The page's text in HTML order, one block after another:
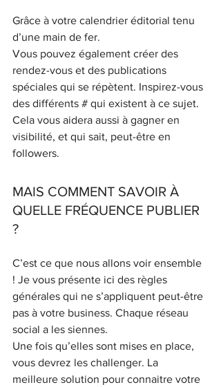
Grâce à votre calendrier éditorial tenu
d’une main de fer.
Vous pouvez également créer des
rendez-vous et des publications
spéciales qui se répètent. Inspirez-vous
des différents # qui existent à ce sujet.
Cela vous aidera aussi à gagner en
visibilité, et qui sait, peut-être en
followers.
MAIS COMMENT SAVOIR À
QUELLE FRÉQUENCE PUBLIER
?
C’est ce que nous allons voir ensemble
! Je vous présente ici des règles
générales qui ne s’appliquent peut-être
pas à votre business. Chaque réseau
social a les siennes.
Une fois qu’elles sont mises en place,
vous devrez les challenger. La
meilleure solution pour connaitre votre